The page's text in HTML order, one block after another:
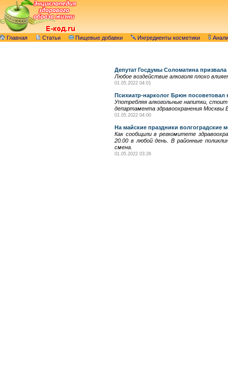
Главная Статьи Пищевые добавки Ингредиенты косметики
Депутат Госдумы Соломатина
Любое воздействие алкоголя плохо
01.05.2022 04:01
Психиатр-нарколог Брюн посоветовал
Употребляя алкогольные напитки,
департамента здравоохранения Москвы
01.05.2022 04:00
На майские праздники волгоградские
Как сообщили в регкомитете
20.00 в любой день. В районные
смена.
01.05.2022 03:26